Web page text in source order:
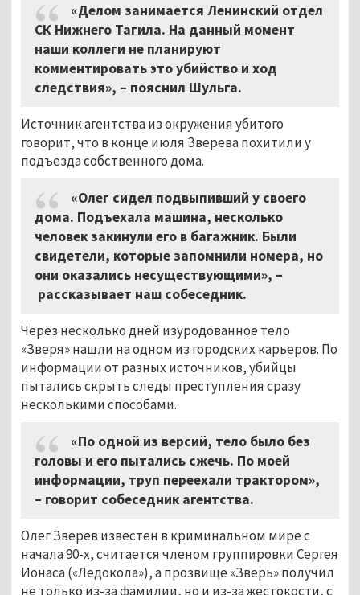
«Делом занимается Ленинский отдел
СК Нижнего Тагила. На данный момент
наши коллеги не планируют
комментировать это убийство и ход
следствия», – пояснил Шульга.
Источник агентства из окружения убитого
говорит, что в конце июля Зверева похитили у
подъезда собственного дома.
«Олег сидел подвыпивший у своего
дома. Подъехала машина, несколько
человек закинули его в багажник. Были
свидетели, которые запомнили номера, но
они оказались несуществующими», –
рассказывает наш собеседник.
Через несколько дней изуродованное тело
«Зверя» нашли на одном из городских карьеров. По
информации от разных источников, убийцы
пытались скрыть следы преступления сразу
несколькими способами.
«По одной из версий, тело было без
головы и его пытались сжечь. По моей
информации, труп переехали трактором»,
– говорит собеседник агентства.
Олег Зверев известен в криминальном мире с
начала 90-х, считается членом группировки Сергея
Ионаса («Ледокола»), а прозвище «Зверь» получил
не только из-за фамилии, но и из-за жестокости, с